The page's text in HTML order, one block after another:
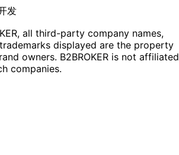
发
all third-party company names,
displayed are the property
owners. B2BROKER is not affiliated
companies.